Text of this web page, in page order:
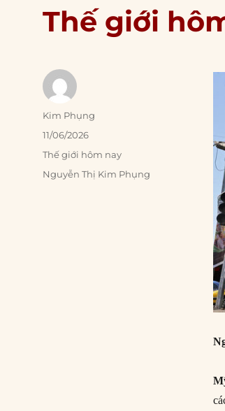
Thế giới
Author
Kim Phụng
Posted
on
11/06/2026
Categories
Thế giới hôm nay
Tags
Nguyễn Thị Kim Phụng